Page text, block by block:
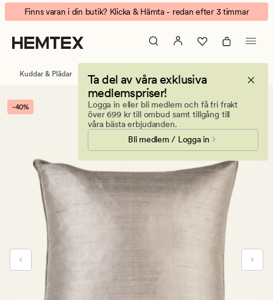
Mulbury
silk
kuddfodral
taupe
Animerad
banner.
Klicka
på
att
pausa.
Finns varan i din butik? Klicka & Hämta - redan efter 3 timmar
Ta del av våra exklusiva
medlemspriser!
Logga in eller bli medlem och få fri frakt
över 699 kr till ombud samt tillgång till
våra bästa erbjudanden.
Bli medlem / Logga in
Kuddar & Plädar Prydnadskuddar Kuddfodral
-40%